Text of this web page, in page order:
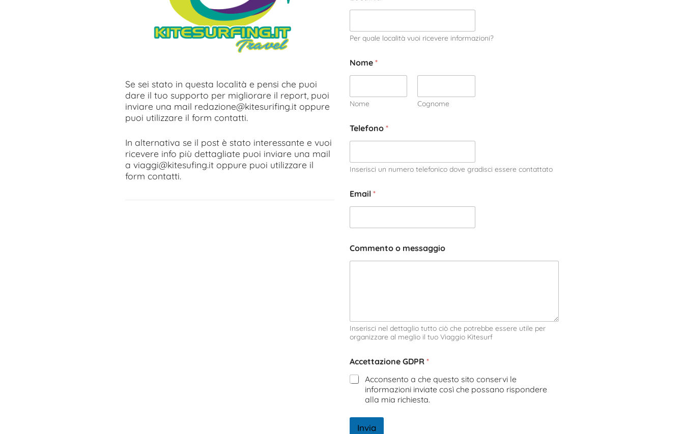
Se sei stato in questa località e pensi che puoi
dare il tuo supporto per migliorare il report, puoi
inviare una mail redazione@kitesurifing.it oppure
puoi utilizzare il form contatti.
In alternativa se il post è stato interessante e vuoi
ricevere info più dettagliate puoi inviare una mail
a viaggi@kitesufing.it oppure puoi utilizzare il
form contatti.
Per quale località vuoi ricevere informazioni?
Nome *
Nome Cognome
Telefono *
Inserisci un numero telefonico dove gradisci essere contattato
Email *
Commento o messaggio
Inserisci nel dettaglio tutto ciò che potrebbe essere utile per
organizzare al meglio il tuo Viaggio Kitesurf
Accettazione GDPR *
Acconsento a che questo sito conservi le
informazioni inviate così che possano rispondere
alla mia richiesta.
Invia